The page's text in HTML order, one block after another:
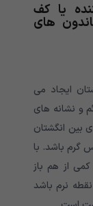
یا کف
های
ایجاد می
و نشانه های
بین انگشتان
گرم باشد. با
از هم باز
نرم باشد